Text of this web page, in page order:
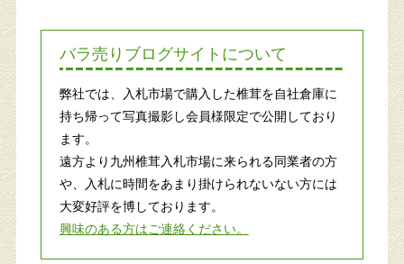
バラ売りブログサイトについて
弊社では、入札市場で購入した椎茸を自社倉庫に
持ち帰って写真撮影し会員様限定で公開しており
ます。
遠方より九州椎茸入札市場に来られる同業者の方
や、入札に時間をあまり掛けられないない方には
大変好評を博しております。
興味のある方はご連絡ください。